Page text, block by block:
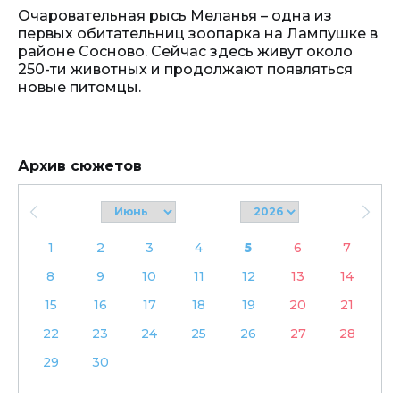
Очаровательная рысь Меланья – одна из
первых обитательниц зоопарка на Лампушке в
районе Сосново. Сейчас здесь живут около
250-ти животных и продолжают появляться
новые питомцы.
Архив сюжетов
1 2 3 4 5 6
7
8
9 10 11 12 13
14
15
16 17 18 19 20
21
22
23 24 25 26 27
28
29
30